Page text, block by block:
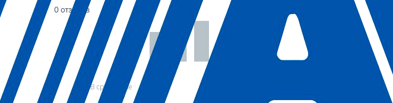
0 отзывов
В сравнение